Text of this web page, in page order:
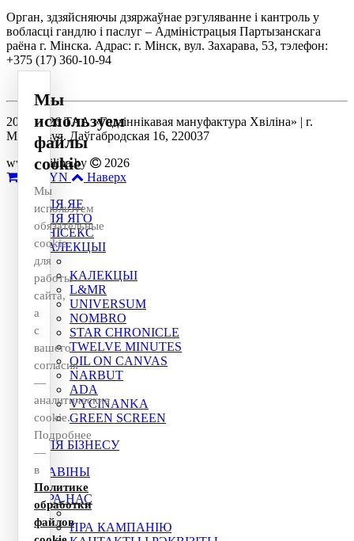
Орган, здзяйсняючы дзяржаўнае рэгуляванне і кантроль у
вобласці гандлю і паслуг – Адміністрацыя Партызанскага
раёна г. Мінска. Адрас: г. Мінск, вул. Захарава, 53, тэлефон:
+375 (17) 360-10-94
2014-2026 ТАА «Гадзіннікавая мануфактура Хвіліна» | г.
Мінск, вул. Даўгабродская 16, 220037
www.hvilina.by
2026
0 BYN
Наверх
ДЛЯ ЯЕ
ДЛЯ ЯГО
УНІСЕКС
КАЛЕКЦЫІ
КАЛЕКЦЫІ
L&MR
UNIVERSUM
NOMBRO
STAR CHRONICLE
TWELVE MINUTES
OIL ON CANVAS
NARBUT
ADA
VYCINANKA
GREEN SCREEN
ДЛЯ БІЗНЕСУ
НАВІНЫ
ПРА НАС
ПРА КАМПАНІЮ
Мы
используем
файлы
cookie
Мы
используем
обязательные
cookie
для
работы
сайта,
а
с
вашего
согласия
—
аналитические
cookie.
Подробнее
—
в
Политике
обработки
файлов